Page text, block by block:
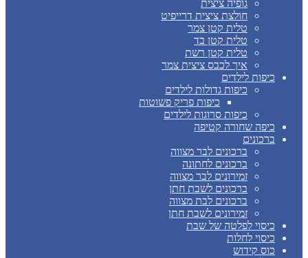
גופיה ציצית
חולצת ציצית דרייפיט
טלית קטן צמר
טלית קטן בד
טלית קטן רשת
איך לכבס ציצית צמר
כיפות לילדים
כיפות גדולות לילדים
כיפות פריק פשוטות
כיפות סרוגות לילדים
כיפה שחורה קטיפה
ברכונים
ברכונים לבר מצווה
ברכונים לחתונה
זמירונים לבר מצווה
ברכונים לשבת חתן
ברכונים לבת מצווה
זמירונים לשבת חתן
כיסוי לפלטה של שבת
כיסוי לחלות
כוס קידוש